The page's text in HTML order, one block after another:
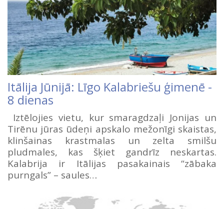
Itālija Jūnijā: Līgo Kalabriešu ģimenē -
8 dienas
Iztēlojies vietu, kur smaragdzaļi Jonijas un
Tirēnu jūras ūdeņi apskalo mežonīgi skaistas,
klinšainas krastmalas un zelta smilšu
pludmales, kas šķiet gandrīz neskartas.
Kalabrija ir Itālijas pasakainais “zābaka
purngals” – saules…